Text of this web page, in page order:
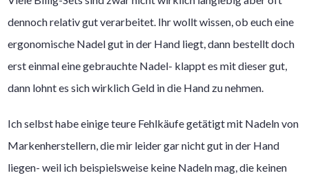
dennoch relativ gut verarbeitet. Ihr wollt wissen, ob euch eine
ergonomische Nadel gut in der Hand liegt, dann bestellt doch
erst einmal eine gebrauchte Nadel- klappt es mit dieser gut,
dann lohnt es sich wirklich Geld in die Hand zu nehmen.
Ich selbst habe einige teure Fehlkäufe getätigt mit Nadeln von
Markenherstellern, die mir leider gar nicht gut in der Hand
liegen- weil ich beispielsweise keine Nadeln mag, die keinen